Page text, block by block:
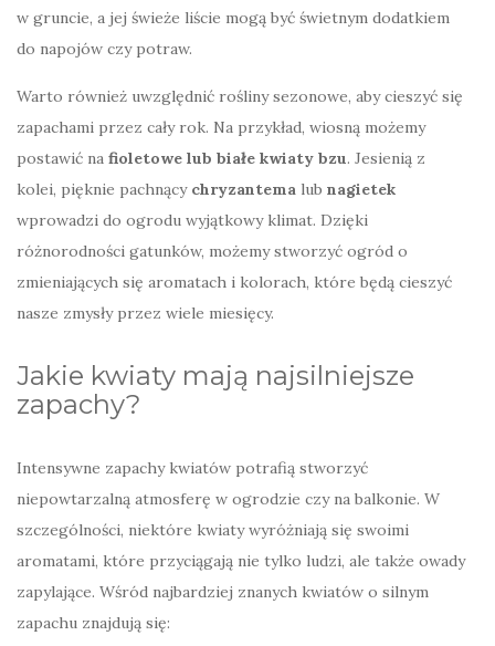
w gruncie, a jej świeże liście mogą być świetnym dodatkiem
do napojów czy potraw.
Warto również uwzględnić rośliny sezonowe, aby cieszyć się
zapachami przez cały rok. Na przykład, wiosną możemy
postawić na fioletowe lub białe kwiaty bzu. Jesienią z
kolei, pięknie pachnący chryzantema lub nagietek
wprowadzi do ogrodu wyjątkowy klimat. Dzięki
różnorodności gatunków, możemy stworzyć ogród o
zmieniających się aromatach i kolorach, które będą cieszyć
nasze zmysły przez wiele miesięcy.
Jakie kwiaty mają najsilniejsze
zapachy?
Intensywne zapachy kwiatów potrafią stworzyć
niepowtarzalną atmosferę w ogrodzie czy na balkonie. W
szczególności, niektóre kwiaty wyróżniają się swoimi
aromatami, które przyciągają nie tylko ludzi, ale także owady
zapylające. Wśród najbardziej znanych kwiatów o silnym
zapachu znajdują się: